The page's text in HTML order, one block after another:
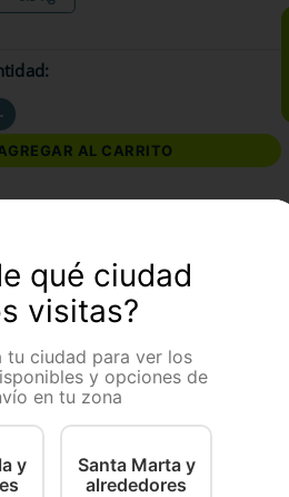
AL CARRITO
para perros Shih Tzu
de favorecer una digestión
o tamaño del producto
qué ciudad
visitas?
tu ciudad para ver los
y opciones de
en tu zona
y
Santa Marta y
alrededores